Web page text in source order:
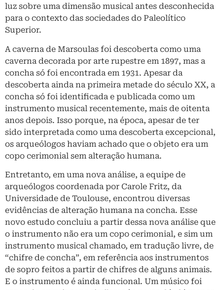
luz sobre uma dimensão musical antes desconhecida
para o contexto das sociedades do Paleolítico
Superior.
A caverna de Marsoulas foi descoberta como uma
caverna decorada por arte rupestre em 1897, mas a
concha só foi encontrada em 1931. Apesar da
descoberta ainda na primeira metade do século XX, a
concha só foi identificada e publicada como um
instrumento musical recentemente, mais de oitenta
anos depois. Isso porque, na época, apesar de ter
sido interpretada como uma descoberta excepcional,
os arqueólogos haviam achado que o objeto era um
copo cerimonial sem alteração humana.
Entretanto, em uma nova análise, a equipe de
arqueólogos coordenada por Carole Fritz, da
Universidade de Toulouse, encontrou diversas
evidências de alteração humana na concha. Esse
novo estudo concluiu a partir dessa nova análise que
o instrumento não era um copo cerimonial, e sim um
instrumento musical chamado, em tradução livre, de
“chifre de concha”, em referência aos instrumentos
de sopro feitos a partir de chifres de alguns animais.
E o instrumento é ainda funcional. Um músico foi